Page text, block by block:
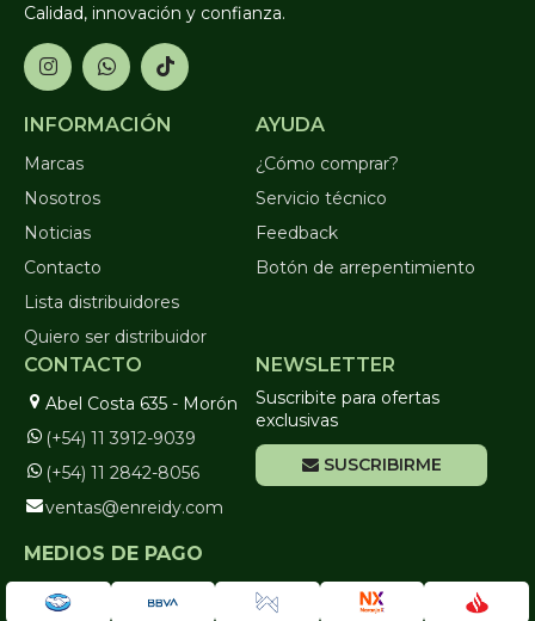
Calidad, innovación y confianza.
INFORMACIÓN
Marcas
Nosotros
Noticias
Contacto
Lista distribuidores
Quiero ser distribuidor
AYUDA
¿Cómo comprar?
Servicio técnico
Feedback
Botón de arrepentimiento
CONTACTO
Abel Costa 635 - Morón
(+54) 11 3912-9039
(+54) 11 2842-8056
ventas@enreidy.com
NEWSLETTER
Suscribite para ofertas
exclusivas
SUSCRIBIRME
MEDIOS DE PAGO